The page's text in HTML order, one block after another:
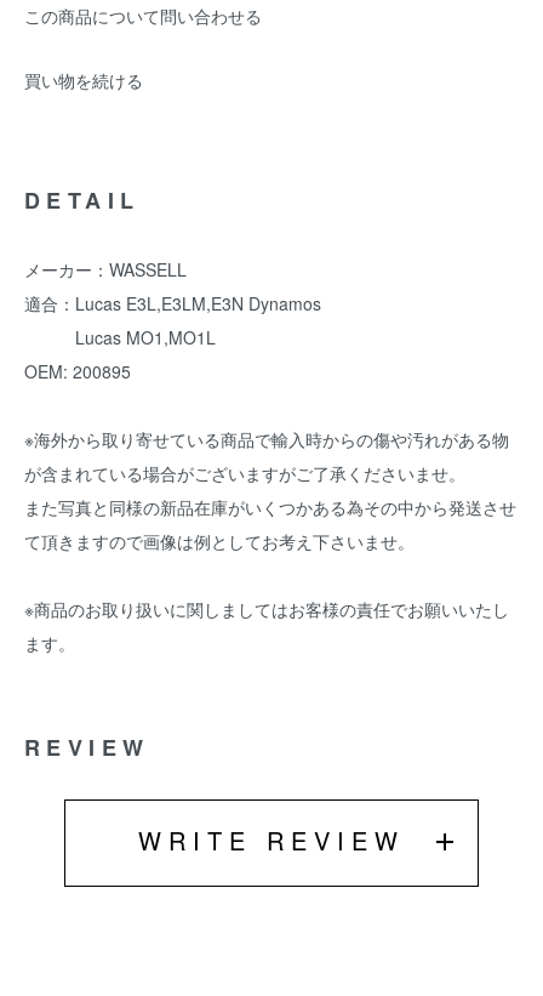
この商品について問い合わせる
買い物を続ける
DETAIL
メーカー：WASSELL
適合：Lucas E3L,E3LM,E3N Dynamos
Lucas MO1,MO1L
OEM: 200895
※海外から取り寄せている商品で輸入時からの傷や汚れがある物
が含まれている場合がございますがご了承くださいませ。
また写真と同様の新品在庫がいくつかある為その中から発送させ
て頂きますので画像は例としてお考え下さいませ。
※商品のお取り扱いに関しましてはお客様の責任でお願いいたし
ます。
REVIEW
WRITE REVIEW